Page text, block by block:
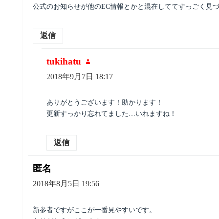
公式のお知らせが他のEC情報とかと混在しててすっごく見
返信
tukihatu
よ
り:
2018年9月7日 18:17
ありがとうございます！助かります！
更新すっかり忘れてました…いれますね！
返信
匿名
り:
2018年8月5日 19:56
新参者ですがここが一番見やすいです。